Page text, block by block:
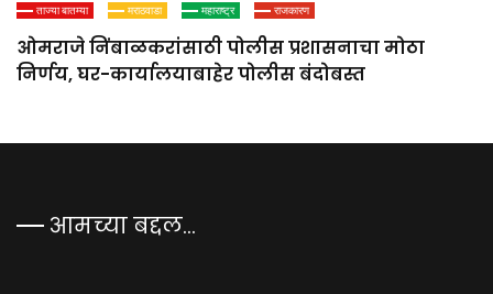
ताज्या बातम्या मराठवाडा महाराष्ट्र राजकारण
ओमराजे निंबाळकरांसाठी पोलीस प्रशासनाचा मोठा
निर्णय, घर-कार्यालयाबाहेर पोलीस बंदोबस्त
आमच्या बद्दल…